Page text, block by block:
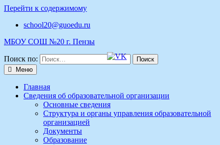
Перейти к содержимому
school20@guoedu.ru
МБОУ СОШ №20 г. Пензы
Поиск по:
Меню
Главная
Сведения об образовательной организации
Основные сведения
Структура и органы управления образовательной
организацией
Документы
Образование